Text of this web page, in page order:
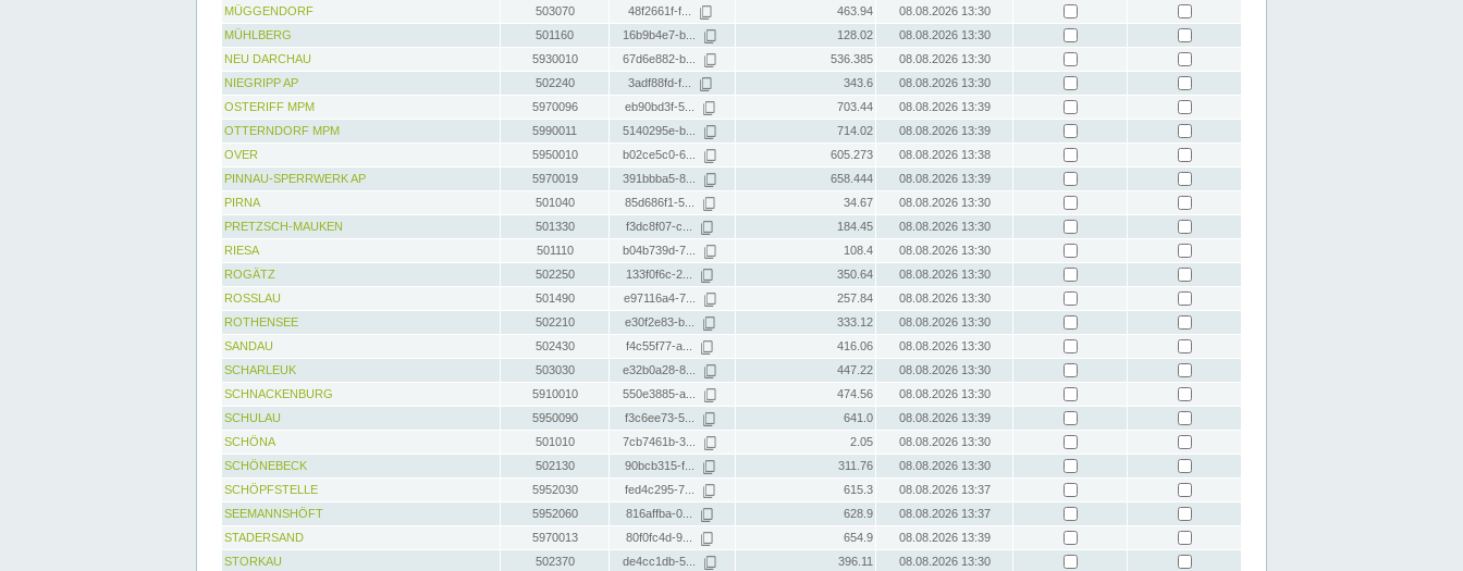
MÜGGENDORF
503070 48f2661f-f... 463.94
08.08.2026 13:30
MÜHLBERG
501160 16b9b4e7-b... 128.02
08.08.2026 13:30
NEU DARCHAU
5930010 67d6e882-b... 536.385
08.08.2026 13:30
NIEGRIPP AP
502240 3adf88fd-f... 343.6
08.08.2026 13:30
OSTERIFF MPM
5970096 eb90bd3f-5... 703.44
08.08.2026 13:39
OTTERNDORF MPM
5990011 5140295e-b... 714.02
08.08.2026 13:39
OVER
5950010 b02ce5c0-6... 605.273
08.08.2026 13:38
PINNAU-SPERRWERK AP
5970019 391bbba5-8... 658.444
08.08.2026 13:39
PIRNA
501040 85d686f1-5... 34.67
08.08.2026 13:30
PRETZSCH-MAUKEN
501330 f3dc8f07-c... 184.45
08.08.2026 13:30
RIESA
501110 b04b739d-7... 108.4
08.08.2026 13:30
ROGÄTZ
502250 133f0f6c-2... 350.64
08.08.2026 13:30
ROSSLAU
501490 e97116a4-7... 257.84
08.08.2026 13:30
ROTHENSEE
502210 e30f2e83-b... 333.12
08.08.2026 13:30
SANDAU
502430 f4c55f77-a... 416.06
08.08.2026 13:30
SCHARLEUK
503030 e32b0a28-8... 447.22
08.08.2026 13:30
SCHNACKENBURG
5910010 550e3885-a... 474.56
08.08.2026 13:30
SCHULAU
5950090 f3c6ee73-5... 641.0
08.08.2026 13:39
SCHÖNA
501010 7cb7461b-3... 2.05
08.08.2026 13:30
SCHÖNEBECK
502130 90bcb315-f... 311.76
08.08.2026 13:30
SCHÖPFSTELLE
5952030 fed4c295-7... 615.3
08.08.2026 13:37
SEEMANNSHÖFT
5952060 816affba-0... 628.9
08.08.2026 13:37
STADERSAND
5970013 80f0fc4d-9... 654.9
08.08.2026 13:39
STORKAU
502370 de4cc1db-5... 396.11 08.08.2026 13:30